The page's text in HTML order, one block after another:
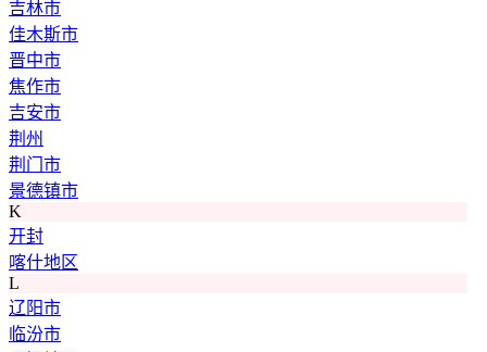
吉林市
佳木斯市
晋中市
焦作市
吉安市
荆州
荆门市
景德镇市
K
开封
喀什地区
L
辽阳市
临汾市